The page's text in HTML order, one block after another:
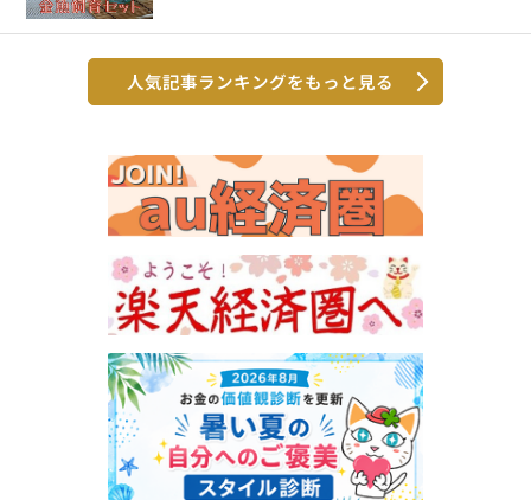
人気記事ランキングをもっと見る